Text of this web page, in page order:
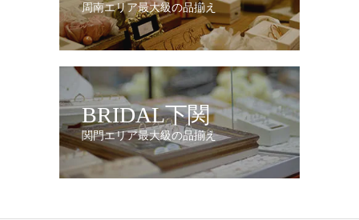
周南エリア最大級の品揃え
BRIDAL下関
関門エリア最大級の品揃え